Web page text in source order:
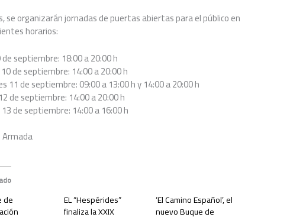
se organizarán jornadas de puertas abiertas para el público en
horarios:
septiembre: 18:00 a 20:00 h
de septiembre: 14:00 a 20:00 h
11 de septiembre: 09:00 a 13:00 h y 14:00 a 20:00 h
de septiembre: 14:00 a 20:00 h
de septiembre: 14:00 a 16:00 h
de EL “Hespérides”
finaliza la XXIX
‘El Camino Español’, el
nuevo Buque de